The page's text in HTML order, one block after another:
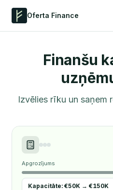
Oferta Finance
Finanšu
Izvēlies rīku un saņem
Apgrozījums
Kapacitāte: €50K → €150K